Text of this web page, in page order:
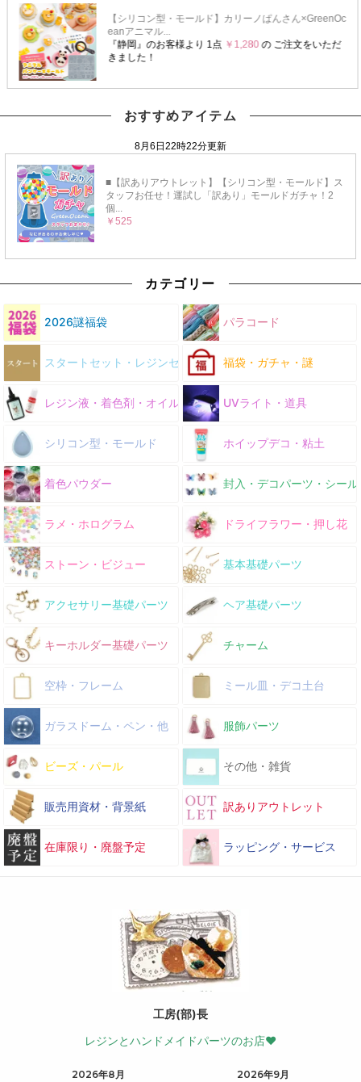
おすすめアイテム
カテゴリー
2026謎福袋 パラコード
スタートセット・レジンセット 福袋・ガチャ・謎
レジン液・着色剤・オイル UVライト・道具
シリコン型・モールド ホイップデコ・粘土
着色パウダー 封入・デコパーツ・シール
ラメ・ホログラム ドライフラワー・押し花
ストーン・ビジュー 基本基礎パーツ
アクセサリー基礎パーツ ヘア基礎パーツ
キーホルダー基礎パーツ チャーム
空枠・フレーム ミール皿・デコ土台
ガラスドーム・ペン・他 服飾パーツ
ビーズ・パール その他・雑貨
販売用資材・背景紙 訳ありアウトレット
在庫限り・廃盤予定 ラッピング・サービス
工房(部)長
レジンとハンドメイドパーツのお店♥
2026年8月
2026年9月